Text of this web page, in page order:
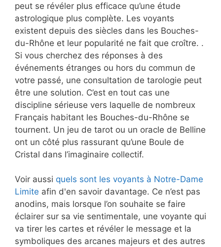
peut se révéler plus efficace qu’une étude
astrologique plus complète. Les voyants
existent depuis des siècles dans les Bouches-
du-Rhône et leur popularité ne fait que croître. .
Si vous cherchez des réponses à des
événements étranges ou hors du commun de
votre passé, une consultation de tarologie peut
être une solution. C’est en tout cas une
discipline sérieuse vers laquelle de nombreux
Français habitant les Bouches-du-Rhône se
tournent. Un jeu de tarot ou un oracle de Belline
ont un côté plus rassurant qu’une Boule de
Cristal dans l’imaginaire collectif.
Voir aussi quels sont les voyants à Notre-Dame
Limite afin d'en savoir davantage. Ce n’est pas
anodins, mais lorsque l’on souhaite se faire
éclairer sur sa vie sentimentale, une voyante qui
va tirer les cartes et révéler le message et la
symboliques des arcanes majeurs et des autres